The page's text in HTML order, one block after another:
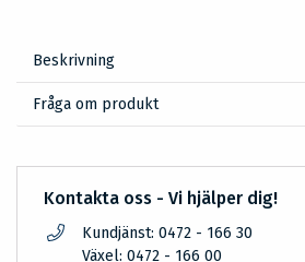
Beskrivning
Fråga om produkt
Kontakta oss - Vi hjälper dig!
Kundjänst: 0472 - 166 30
Växel: 0472 - 166 00